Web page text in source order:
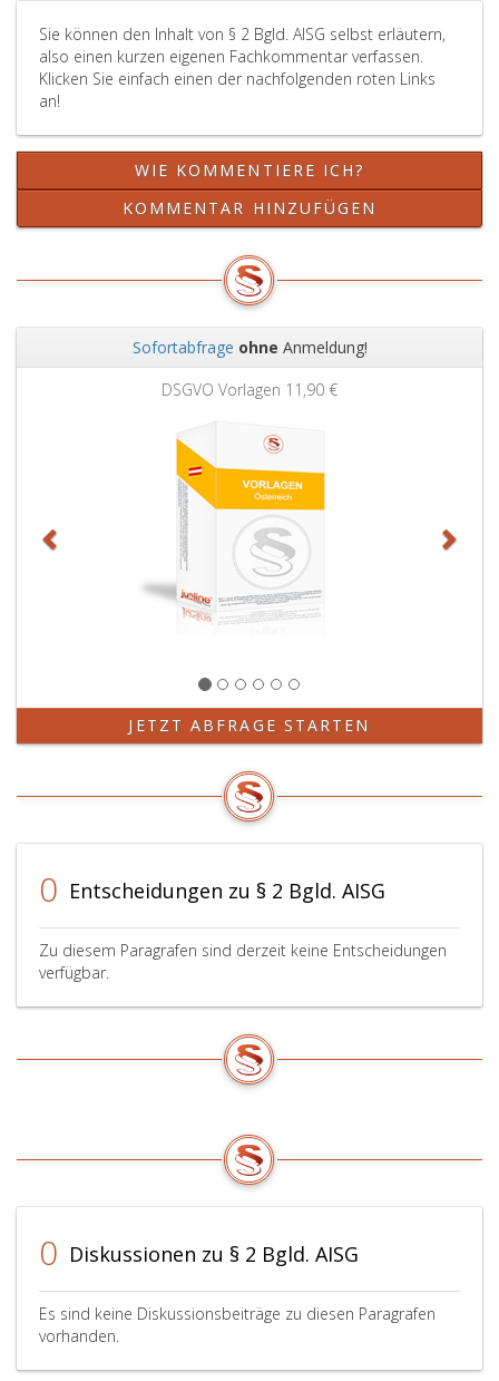
Sie können den Inhalt von § 2 Bgld. AISG selbst erläutern,
also einen kurzen eigenen Fachkommentar verfassen.
Klicken Sie einfach einen der nachfolgenden roten Links
an!
WIE KOMMENTIERE ICH?
KOMMENTAR HINZUFÜGEN
Sofortabfrage ohne Anmeldung!
DSGVO Vorlagen 11,90 €
JETZT ABFRAGE STARTEN
0 Entscheidungen zu § 2 Bgld. AISG
Zu diesem Paragrafen sind derzeit keine Entscheidungen
verfügbar.
0 Diskussionen zu § 2 Bgld. AISG
Es sind keine Diskussionsbeiträge zu diesen Paragrafen
vorhanden.